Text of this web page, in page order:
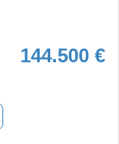
144.500 €